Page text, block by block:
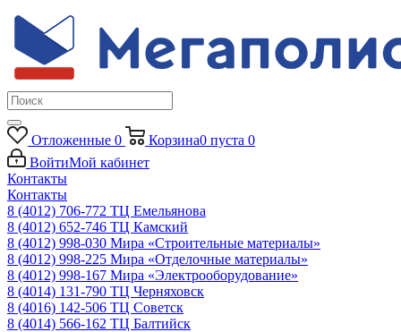
Отложенные 0 Корзина0 пуста 0
ВойтиМой кабинет
Контакты
Контакты
8 (4012) 706-772 ТЦ Емельянова
8 (4012) 652-746 ТЦ Камский
8 (4012) 998-030 Мира «Строительные материалы»
8 (4012) 998-225 Мира «Отделочные материалы»
8 (4012) 998-167 Мира «Электрооборудование»
8 (4014) 131-790 ТЦ Черняховск
8 (4016) 142-506 ТЦ Советск
8 (4014) 566-162 ТЦ Балтийск